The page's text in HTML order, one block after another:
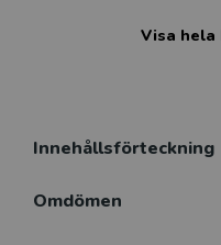
Utvecklingsområden
situationer som
Visa hela
Innehållsförteckning
Omdömen